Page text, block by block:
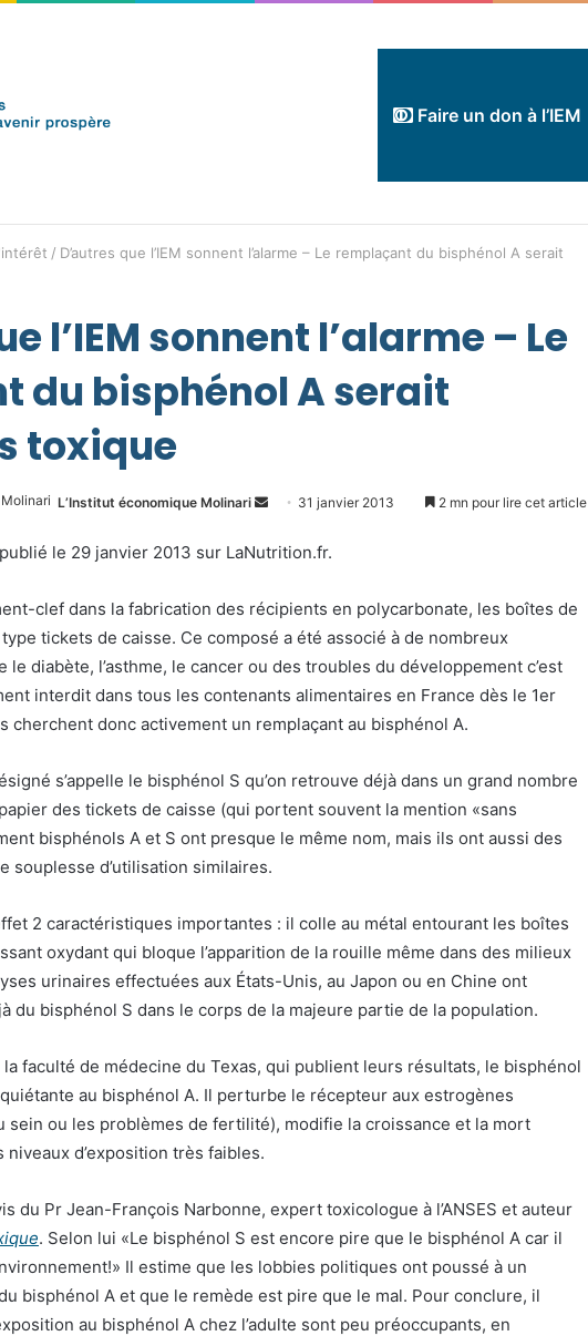
Faire un don à l’IEM
/ D’autres que l’IEM sonnent l’alarme – Le remplaçant du bisphénol A serait
l’IEM sonnent l’alarme – Le
du bisphénol A serait
toxique
L’Institut économique Molinari
Envoyer
courriel
31 janvier 2013 2 mn pour lire cet article
le 29 janvier 2013 sur LaNutrition.fr.
clef dans la fabrication des récipients en polycarbonate, les boîtes de
tickets de caisse. Ce composé a été associé à de nombreux
le diabète, l’asthme, le cancer ou des troubles du développement c’est
interdit dans tous les contenants alimentaires en France dès le 1er
cherchent donc activement un remplaçant au bisphénol A.
s’appelle le bisphénol S qu’on retrouve déjà dans un grand nombre
des tickets de caisse (qui portent souvent la mention «sans
bisphénols A et S ont presque le même nom, mais ils ont aussi des
souplesse d’utilisation similaires.
2 caractéristiques importantes : il colle au métal entourant les boîtes
oxydant qui bloque l’apparition de la rouille même dans des milieux
urinaires effectuées aux États-Unis, au Japon ou en Chine ont
du bisphénol S dans le corps de la majeure partie de la population.
la faculté de médecine du Texas, qui publient leurs résultats, le bisphénol
au bisphénol A. Il perturbe le récepteur aux estrogènes
sein ou les problèmes de fertilité), modifie la croissance et la mort
d’exposition très faibles.
du Pr Jean-François Narbonne, expert toxicologue à l’ANSES et auteur
. Selon lui «Le bisphénol S est encore pire que le bisphénol A car il
Il estime que les lobbies politiques ont poussé à un
bisphénol A et que le remède est pire que le mal. Pour conclure, il
au bisphénol A chez l’adulte sont peu préoccupants, en